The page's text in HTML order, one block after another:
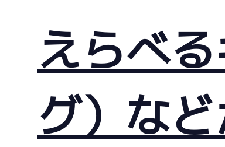
えらべ
グ）な